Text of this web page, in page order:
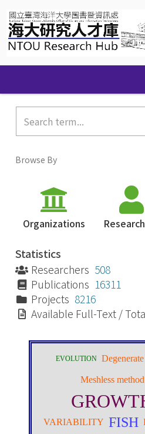
navigation
Browse By
Organizations
Statistics
Researchers 508
Publications 16311
Projects 8216
Available Full-Text /